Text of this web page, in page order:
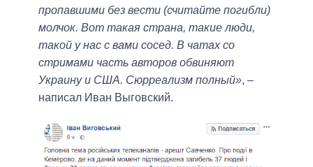
пропавшими без вести (считайте погибли)
молчок. Вот такая страна, такие люди,
такой у нас с вами сосед. В чатах со
стримами часть авторов обвиняют
Украину и США. Сюрреализм полный», –
написал Иван Выговский.